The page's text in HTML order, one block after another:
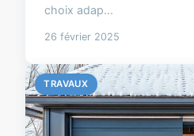
choix adap...
26 février 2025
TRAVAUX